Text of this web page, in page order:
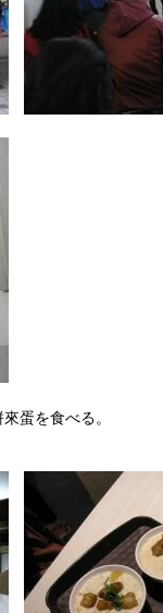
蛋を食べる。